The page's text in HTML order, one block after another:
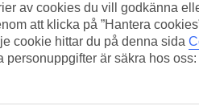
av cookies du vill godkänna
att klicka på ”Hantera
cookie hittar du på denna sida
är säkra hos